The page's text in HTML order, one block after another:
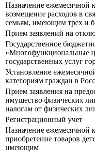
Назначение ежемесячной
возмещение расходов в
семьям, имеющим трех и
Прием заявлений на
Государственное
«Многофункциональные
государственных услуг
Установление
категориям граждан в
Прием заявления на
имущество физических
налогам от физических
Регистрационный учет
Назначение ежемесячной
приобретение товаров
имеющим